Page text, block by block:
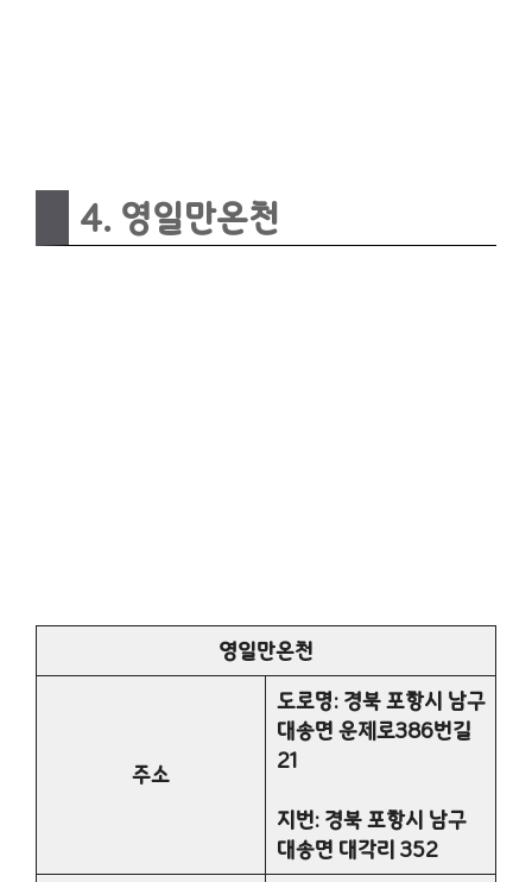
4. 영일만온천
영일만온천
주소
도로명: 경북 포항시 남구
대송면 운제로386번길
21
지번: 경북 포항시 남구
대송면 대각리 352